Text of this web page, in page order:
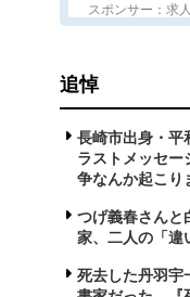
スポンサー：求
追悼
長崎市出身・
ラストメッセ
争なんか起こり
つげ義春さん
家、二人の「違
死去した丹羽宇